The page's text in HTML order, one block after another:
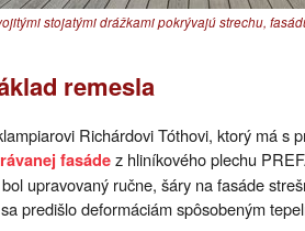
stojatými drážkami pokrývajú strechu,
remesla
Richárdovi Tóthovi, ktorý má s
fasádez hliníkového plechu
upravovaný ručne, šáry na fasáde
predišlo deformáciám spôsobeným